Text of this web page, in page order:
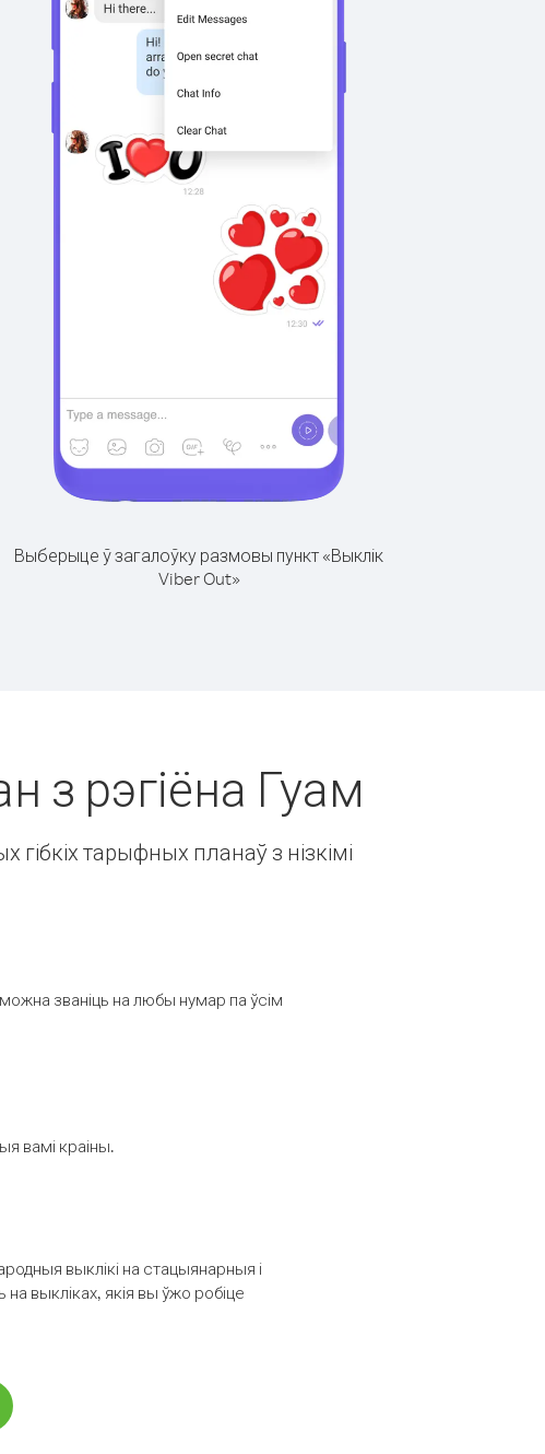
Выберыце ў загалоўку размовы пункт «Выклік
Viber Out»
з рэгіёна Гуам
тарыфных планаў з нізкімі
званіць на любы нумар па ўсім
вамі краіны.
выклікі на стацыянарныя і
выкліках, якія вы ўжо робіце